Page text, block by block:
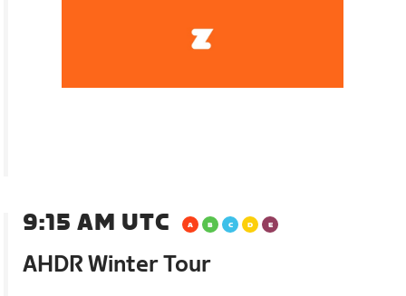
9:15 AM UTC
AHDR Winter Tour